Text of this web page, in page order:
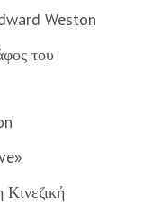
Weston
του